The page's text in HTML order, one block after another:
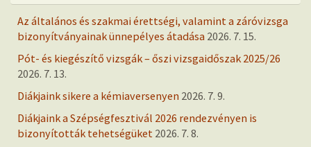
Az általános és szakmai érettségi, valamint a záróvizsga
bizonyítványainak ünnepélyes átadása 2026. 7. 15.
Pót- és kiegészítő vizsgák – őszi vizsgaidőszak 2025/26
2026. 7. 13.
Diákjaink sikere a kémiaversenyen 2026. 7. 9.
Diákjaink a Szépségfesztivál 2026 rendezvényen is
bizonyították tehetségüket 2026. 7. 8.